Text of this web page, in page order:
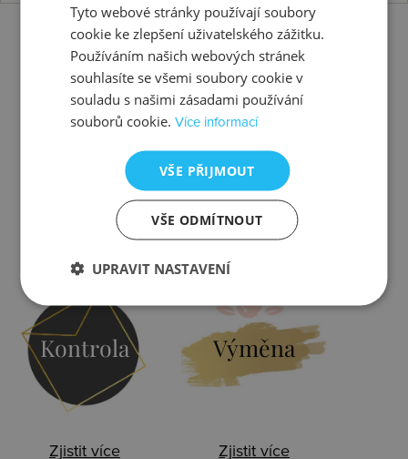
Zjistit více
Kontrola
Zjistit více
Výměna
Zjistit více
Tyto webové stránky používají soubory
cookie ke zlepšení uživatelského zážitku.
Používáním našich webových stránek
souhlasíte se všemi soubory cookie v
souladu s našimi zásadami používání
souborů cookie.Více informací
VŠE PŘIJMOUT
VŠE ODMÍTNOUT
UPRAVIT NASTAVENÍ